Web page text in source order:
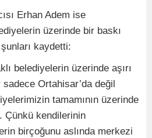
Erhan Adem ise
üzerinde bir baskı
kaydetti:
belediyelerin üzerinde aşırı
Ortahisar’da değil
tamamının üzerinde
Çünkü kendilerinin
birçoğunu aslında merkezi